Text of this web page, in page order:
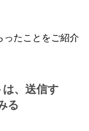
たことをご紹介
、送信す
る